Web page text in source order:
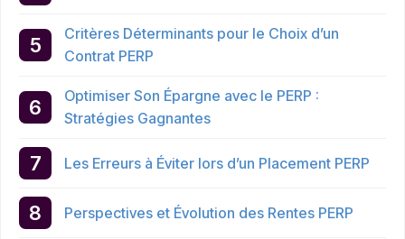
Critères Déterminants pour le Choix d’un
Contrat PERP
Optimiser Son Épargne avec le PERP :
Stratégies Gagnantes
Les Erreurs à Éviter lors d’un Placement PERP
Perspectives et Évolution des Rentes PERP